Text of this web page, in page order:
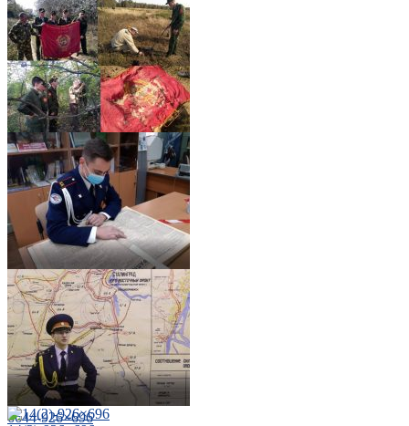
1231414-926×696
456-926×696
6644-926×696